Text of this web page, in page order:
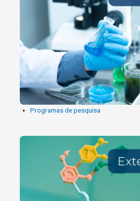
Programas de pesquisa